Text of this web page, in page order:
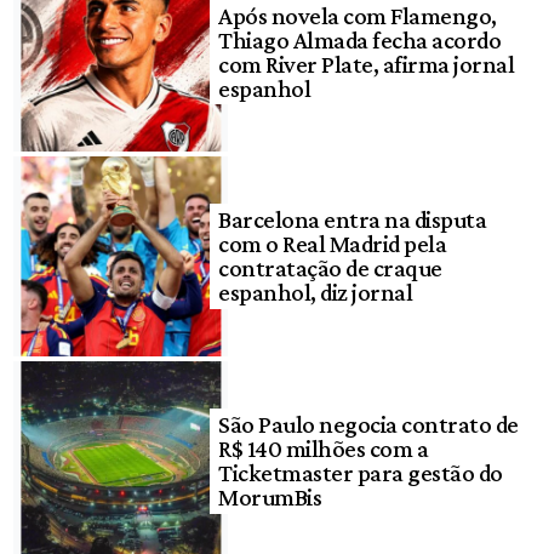
Após novela com Flamengo,
Thiago Almada fecha acordo
com River Plate, afirma jornal
espanhol
Barcelona entra na disputa
com o Real Madrid pela
contratação de craque
espanhol, diz jornal
São Paulo negocia contrato de
R$ 140 milhões com a
Ticketmaster para gestão do
MorumBis